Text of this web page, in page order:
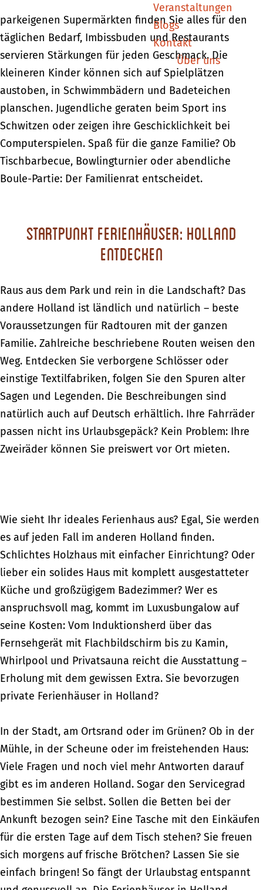
Veranstaltungen
Blogs
Kontakt
Über uns
parkeigenen Supermärkten finden Sie alles für den
täglichen Bedarf, Imbissbuden und Restaurants
servieren Stärkungen für jeden Geschmack. Die
kleineren Kinder können sich auf Spielplätzen
austoben, in Schwimmbädern und Badeteichen
planschen. Jugendliche geraten beim Sport ins
Schwitzen oder zeigen ihre Geschicklichkeit bei
Computerspielen. Spaß für die ganze Familie? Ob
Tischbarbecue, Bowlingturnier oder abendliche
Boule-Partie: Der Familienrat entscheidet.
Startpunkt Ferienhäuser: Holland
entdecken
Raus aus dem Park und rein in die Landschaft? Das
andere Holland ist ländlich und natürlich – beste
Voraussetzungen für Radtouren mit der ganzen
Familie. Zahlreiche beschriebene Routen weisen den
Weg. Entdecken Sie verborgene Schlösser oder
einstige Textilfabriken, folgen Sie den Spuren alter
Sagen und Legenden. Die Beschreibungen sind
natürlich auch auf Deutsch erhältlich. Ihre Fahrräder
passen nicht ins Urlaubsgepäck? Kein Problem: Ihre
Zweiräder können Sie preiswert vor Ort mieten.
Wie sieht Ihr ideales Ferienhaus aus? Egal, Sie werden
es auf jeden Fall im anderen Holland finden.
Schlichtes Holzhaus mit einfacher Einrichtung? Oder
lieber ein solides Haus mit komplett ausgestatteter
Küche und großzügigem Badezimmer? Wer es
anspruchsvoll mag, kommt im Luxusbungalow auf
seine Kosten: Vom Induktionsherd über das
Fernsehgerät mit Flachbildschirm bis zu Kamin,
Whirlpool und Privatsauna reicht die Ausstattung –
Erholung mit dem gewissen Extra. Sie bevorzugen
private Ferienhäuser in Holland?
In der Stadt, am Ortsrand oder im Grünen? Ob in der
Mühle, in der Scheune oder im freistehenden Haus:
Viele Fragen und noch viel mehr Antworten darauf
gibt es im anderen Holland. Sogar den Servicegrad
bestimmen Sie selbst. Sollen die Betten bei der
Ankunft bezogen sein? Eine Tasche mit den Einkäufen
für die ersten Tage auf dem Tisch stehen? Sie freuen
sich morgens auf frische Brötchen? Lassen Sie sie
einfach bringen! So fängt der Urlaubstag entspannt